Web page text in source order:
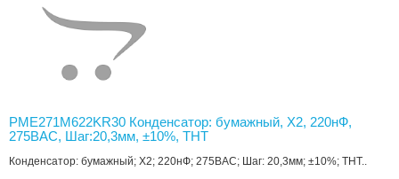
PME271M622KR30 Конденсатор: бумажный, Х2, 220нФ,
275ВAC, Шаг:20,3мм, ±10%, THT
Конденсатор: бумажный; Х2; 220нФ; 275ВAC; Шаг: 20,3мм; ±10%; THT..